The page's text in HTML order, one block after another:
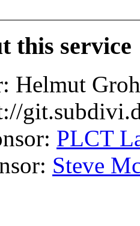
this service
Helmut
PLCT
Steve